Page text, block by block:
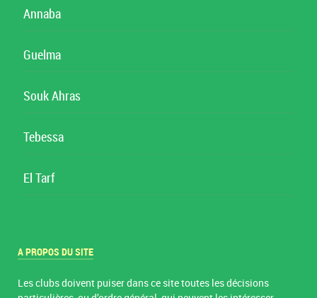
Annaba
Guelma
Souk Ahras
Tebessa
El Tarf
A PROPOS DU SITE
Les clubs doivent puiser dans ce site toutes les décisions